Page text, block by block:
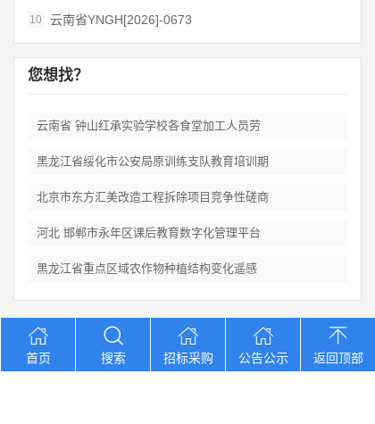
10 云南省YNGH[2026]-0673
您想找？
云南省 钟山红承实验学校各食堂加工人员劳
黑龙江省绥化市公安局原训练支队教育培训期
北京市东方汇美改造工程拆除项目竞争性磋商
河北 邯郸市永年区课后教育数字化管理平台
黑龙江省重点区域农作物种植结构变化遥感
Copyright © 2012-2026 中招招标网 版权所有 网站备案号：京
ICP备2023026371号-2
首页 搜索 招标采购 公告公示 返回顶部